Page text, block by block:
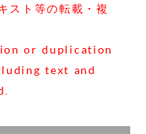
スト等の転載・複
or duplication
text and